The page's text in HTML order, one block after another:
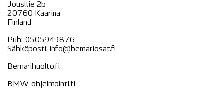
Jousitie 2b
20760 Kaarina
Finland
Puh: 0505949876
Sähköposti: info@bemariosat.fi
Bemarihuolto.fi
BMW-ohjelmointi.fi